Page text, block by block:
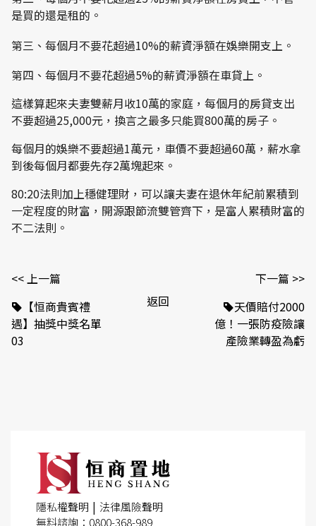
是買的還是租的。
第三、每個月不要花超過10%的薪資淨額在娛樂開支上。
第四、每個月不要花超過5%的薪資淨額在車貸上。
這樣算起來夫妻雙薪月收10萬的家庭，每個月的房貸支出
不要超過25,000元，換言之最多只能買800萬的房子。
每個月的娛樂不要超過1萬元，車價不要超過60萬，薪水拿
到後每個月都要先存2萬塊起來。
80:20法則加上穩健理財，可以讓夫妻在退休年紀前累積到
一定程度的財富，開源跟節流雙管齊下，是富人累積財富的
不二法則。
<< 上一篇
【恒商貴賓禮
遇】抽獎中獎名單
03
返回
下一篇 >>
天價賠付2000
億！一張防疫險讓
產險業轉盈為虧
隱私權聲明 | 法律風險聲明
無料諮詢：0800-368-989